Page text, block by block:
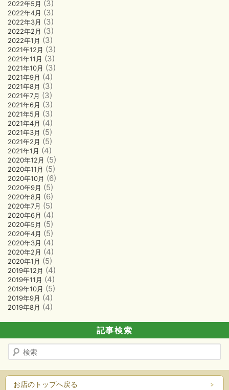
2022年5月 (3)
2022年4月 (3)
2022年3月 (3)
2022年2月 (3)
2022年1月 (3)
2021年12月 (3)
2021年11月 (3)
2021年10月 (3)
2021年9月 (4)
2021年8月 (3)
2021年7月 (3)
2021年6月 (3)
2021年5月 (3)
2021年4月 (4)
2021年3月 (5)
2021年2月 (5)
2021年1月 (4)
2020年12月 (5)
2020年11月 (5)
2020年10月 (6)
2020年9月 (5)
2020年8月 (6)
2020年7月 (5)
2020年6月 (4)
2020年5月 (5)
2020年4月 (5)
2020年3月 (4)
2020年2月 (4)
2020年1月 (5)
2019年12月 (4)
2019年11月 (4)
2019年10月 (5)
2019年9月 (4)
2019年8月 (4)
記事検索
索
お店のトップへ戻る